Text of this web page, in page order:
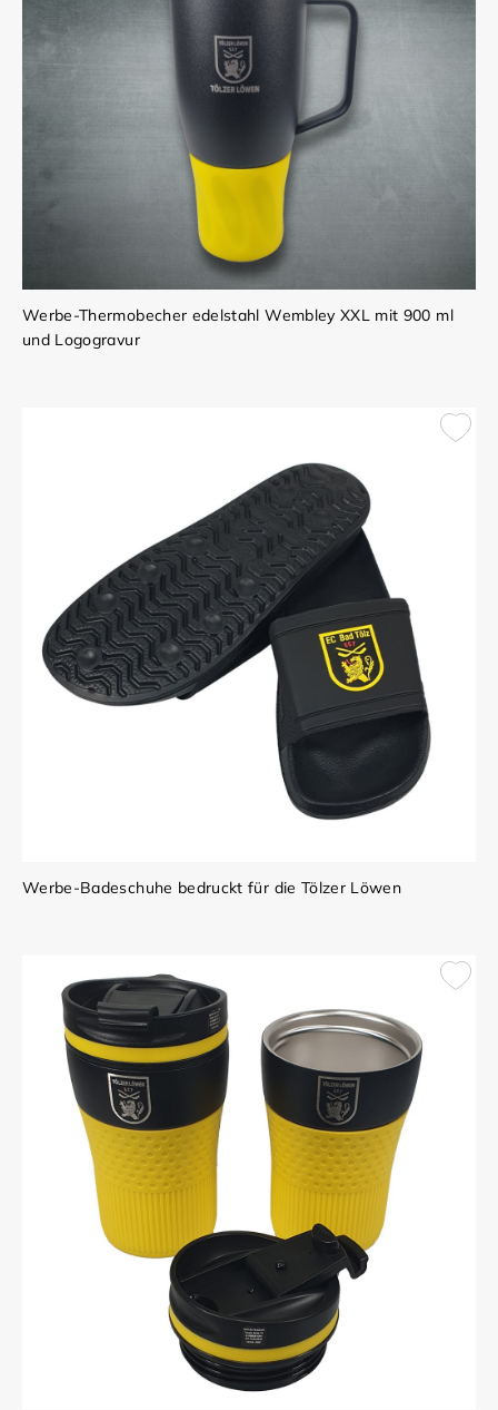
Werbe-Thermobecher edelstahl Wembley XXL mit 900 ml
und Logogravur
Werbe-Badeschuhe bedruckt für die Tölzer Löwen